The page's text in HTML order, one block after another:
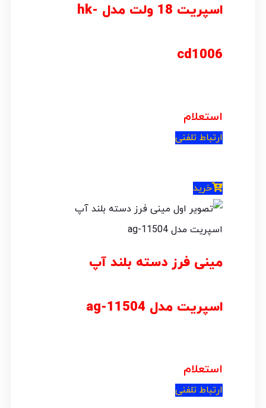
اسپریت 18 ولت مدل hk-
cd1006
استعلام
ارتباط تلفنی
خرید
مینی فرز دسته بلند آپ
اسپریت مدل ag-11504
استعلام
ارتباط تلفنی